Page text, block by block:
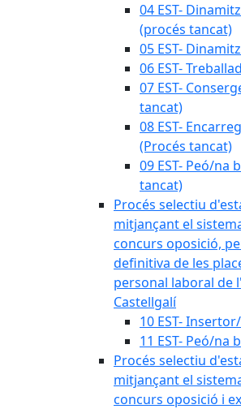
04 EST-
(procés tancat)
05 EST-
06 EST-
07 EST-
tancat)
08 EST-
(Procés tancat)
09 EST- Peó/na
tancat)
Procés selectiu
mitjançant el
concurs oposició,
definitiva de les
personal laboral de
Castellgalí
10 EST-
11 EST- Peó/na
Procés selectiu
mitjançant el
concurs oposició i